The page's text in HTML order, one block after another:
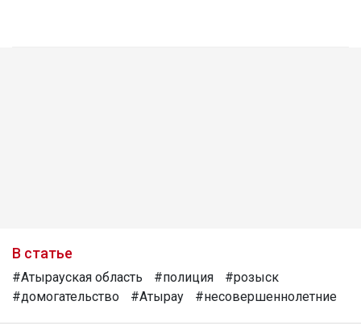
В статье
#Атырауская область #полиция
#розыск
#домогательство
#Атырау #несовершеннолетние